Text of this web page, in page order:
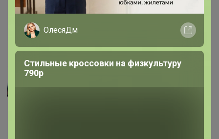
7 августа, 2025 16:06
_Анастасия_